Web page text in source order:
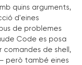
quins arguments,
d'eines
de problemes
Code es posa
comandes de shell,
però també eines